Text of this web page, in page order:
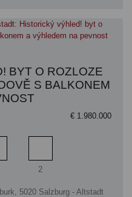
BYT O ROZLOZE
S BALKONEM
€ 1.980.000
Ložnice
2
5020 Salzburg - Altstadt